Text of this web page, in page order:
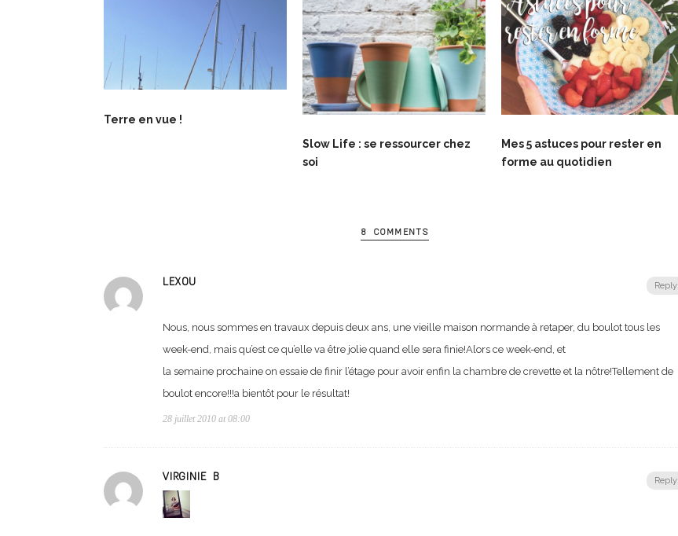
Terre en vue !
Slow Life : se ressourcer chez
soi
Mes 5 astuces pour rester en
forme au quotidien
8 COMMENTS
Reply
LEXOU
Nous, nous sommes en travaux depuis deux ans, une vieille maison normande à retaper, du boulot tous les
week-end, mais qu’est ce qu’elle va être jolie quand elle sera finie!Alors ce week-end, et
la semaine prochaine on essaie de finir l’étage pour avoir enfin la chambre de crevette et la nôtre!Tellement de
boulot encore!!!a bientôt pour le résultat!
28 juillet 2010 at 08:00
Reply
VIRGINIE B